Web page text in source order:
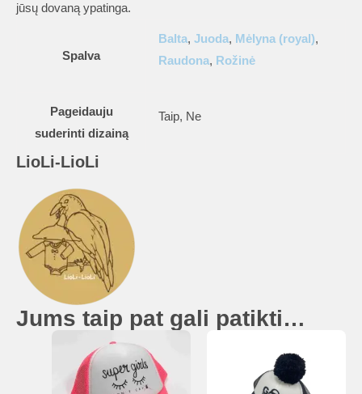
jūsų dovaną ypatinga.
Spalva
Balta, Juoda, Mėlyna (royal),
Raudona, Rožinė
Pageidauju
suderinti dizainą
Taip, Ne
LioLi-LioLi
Jums taip pat gali patikti…